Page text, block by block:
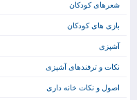
شعرهای کودکان
بازی های کودکان
آشپزی
نکات و ترفندهای آشپزی
اصول و نکات خانه داری